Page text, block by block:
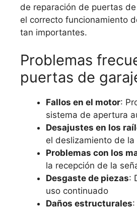
de reparación de puertas
el correcto funcionamiento
tan importantes.
Problemas
puertas de
Fallos en el motor:
sistema de apertura
Desajustes en los
el deslizamiento de la
Problemas con los
la recepción de la
Desgaste de piezas:
uso continuado
Daños estructurales